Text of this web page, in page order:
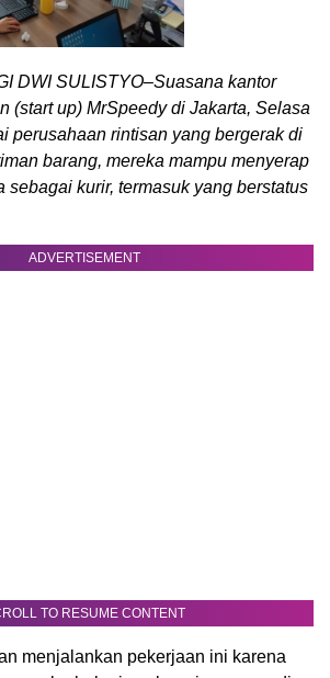
DWI SULISTYO–Suasana kantor
(start up) MrSpeedy di Jakarta, Selasa
perusahaan rintisan yang bergerak di
barang, mereka mampu menyerap
sebagai kurir, termasuk yang berstatus
ADVERTISEMENT
TO RESUME CONTENT
menjalankan pekerjaan ini karena